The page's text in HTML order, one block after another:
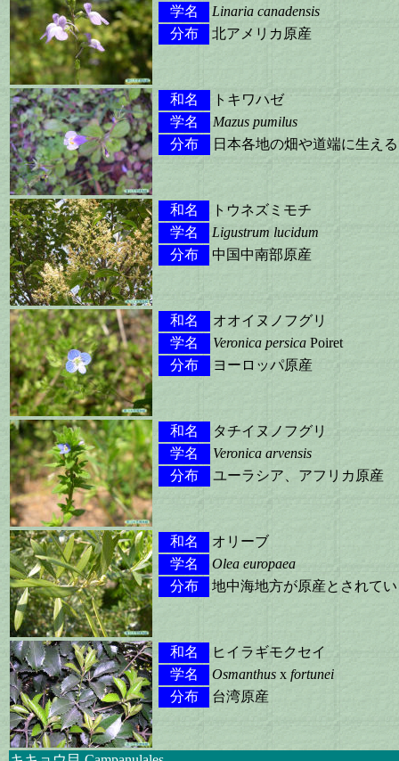
学名
Linaria canadensis
分布
北アメリカ原産
和名
トキワハゼ
学名
Mazus pumilus
分布
日本各地の畑や道端に生える
和名
トウネズミモチ
学名
Ligustrum lucidum
分布
中国中南部原産
和名
オオイヌノフグリ
学名
Veronica persica Poiret
分布
ヨーロッパ原産
和名
タチイヌノフグリ
学名
Veronica arvensis
分布
ユーラシア、アフリカ原産
和名
オリーブ
学名
Olea europaea
分布
地中海地方が原産とされて
和名
ヒイラギモクセイ
学名
Osmanthus x fortunei
分布
台湾原産